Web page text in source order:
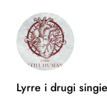
Lyrre i drugi